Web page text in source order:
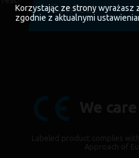
Contact
Korzystając ze strony wyrażasz
zgodnie z aktualnymi